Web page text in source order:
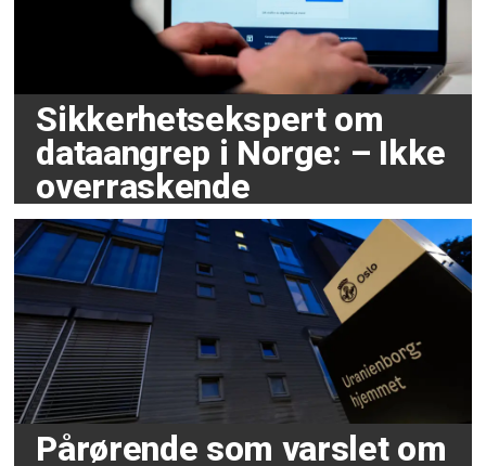
Sikkerhetsekspert om
dataangrep i Norge: – Ikke
overraskende
Pårørende som varslet om